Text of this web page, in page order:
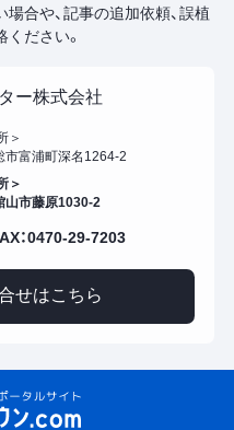
合や、記事の追加依頼、誤植
ださい。
ー株式会社
＞
富浦町深名1264-2
＞
山市藤原1030-2
：0470-29-7203
せはこちら